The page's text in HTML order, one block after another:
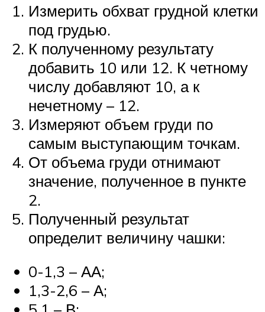
Измерить обхват грудной клетки
под грудью.
К полученному результату
добавить 10 или 12. К четному
числу добавляют 10, а к
нечетному – 12.
Измеряют объем груди по
самым выступающим точкам.
От объема груди отнимают
значение, полученное в пункте
2.
Полученный результат
определит величину чашки:
0-1,3 – АА;
1,3-2,6 – А;